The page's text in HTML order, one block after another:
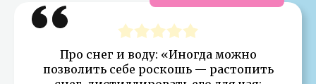
Про снег и воду: «Иногда можно
позволить себе роскошь — растопить